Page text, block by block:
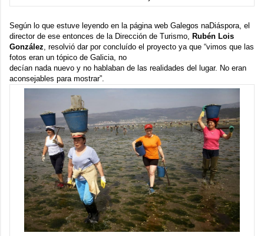
Según lo que estuve leyendo en la página web Galegos naDiáspora, el
director de ese entonces de la Dirección de Turismo, Rubén Lois
González, resolvió dar por concluído el proyecto ya que “vimos que las
fotos eran un tópico de Galicia, no
decían nada nuevo y no hablaban de las realidades del lugar. No eran
aconsejables para mostrar”.